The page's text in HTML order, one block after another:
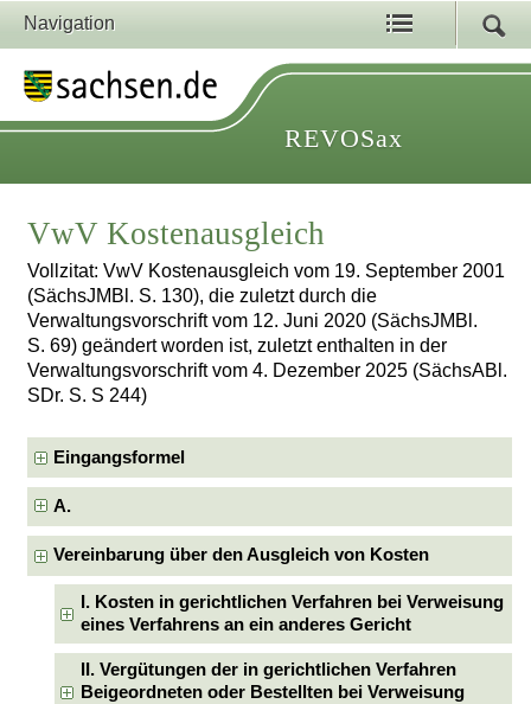
Navigation
REVOSax
VwV Kostenausgleich
Vollzitat: VwV Kostenausgleich vom 19. September 2001
(SächsJMBl. S. 130), die zuletzt durch die
Verwaltungsvorschrift vom 12. Juni 2020 (SächsJMBl.
S. 69) geändert worden ist, zuletzt enthalten in der
Verwaltungsvorschrift vom 4. Dezember 2025 (SächsABl.
SDr. S. S 244)
Eingangsformel
A.
Vereinbarung über den Ausgleich von Kosten
I. Kosten in gerichtlichen Verfahren bei Verweisung
eines Verfahrens an ein anderes Gericht
II. Vergütungen der in gerichtlichen Verfahren
Beigeordneten oder Bestellten bei Verweisung